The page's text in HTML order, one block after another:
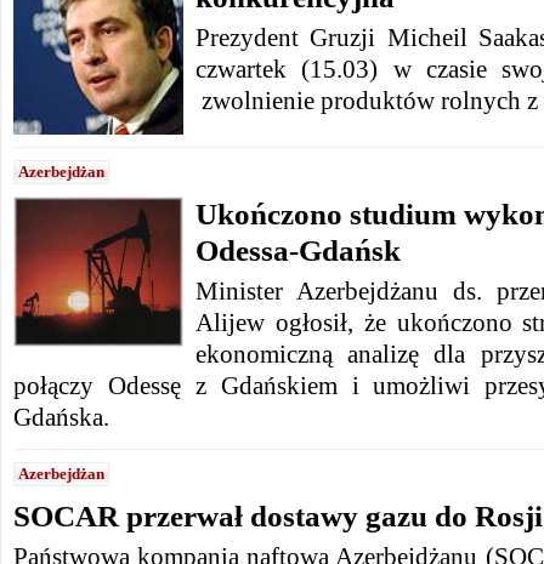
Prezydent Gruzji Micheil
czwartek (15.03) w czasie
zwolnienie produktów rolnych
Azerbejdżan
Ukończono studium
Odessa-Gdańsk
Minister Azerbejdżanu ds.
Alijew ogłosił, że ukończono
ekonomiczną analizę dla
połączy Odessę z Gdańskiem i umożliwi
Gdańska.
Azerbejdżan
SOCAR przerwał dostawy gazu do Rosji
Państwowa kompania naftowa Azerbejdżanu